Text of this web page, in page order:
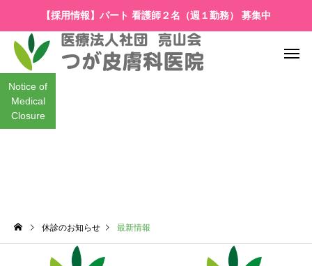
【採用情報】パート 看護師２名（週１勤務） 募集中
Notice of
Medical
Closure
休診のお知らせ 最新情報